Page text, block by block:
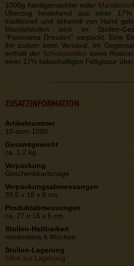
1000g handgemachter edler
Überzug bestehend aus einer 17%
traditionell und liebevoll von Hand
Mandelstollen wird im Stollen-
"Panorama Dresden" verpackt. Eine
ihn zudem beim Versand. Im
enthält der Schokostollen keine
einer 17% kakaohaltigen Fettglasur
ZUSATZINFORMATION
Artikelnummer
10-dsm-1000
Gesamtgewicht
ca. 1.2 kg
Verpackung
Geschenkkartonage
Verpackungsabmessungen
30,5 x 18 x 8 cm
Produktabmessungen
ca. 27 x 16 x 6 cm
Stollen-Haltbarkeit
mindestens 6 Wochen
Stollen-Lagerung
Infos zur Lagerung